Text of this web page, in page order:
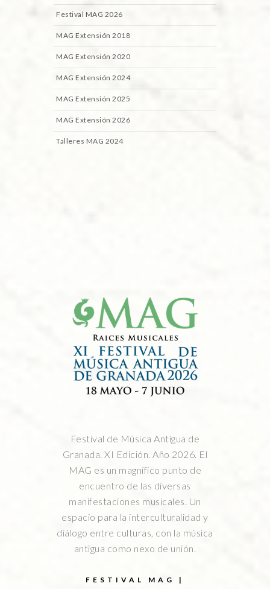
Festival MAG 2026
MAG Extensión 2018
MAG Extensión 2020
MAG Extensión 2024
MAG Extensión 2025
MAG Extensión 2026
Talleres MAG 2024
Festival de Música Antigua de
Granada. XI Edición. Año 2026. El
MAG es un magnífico punto de
encuentro de las diversas
manifestaciones musicales. Un
espacio para la interculturalidad y
diálogo entre culturas, con la música
antigua como nexo de unión.
FESTIVAL MAG |